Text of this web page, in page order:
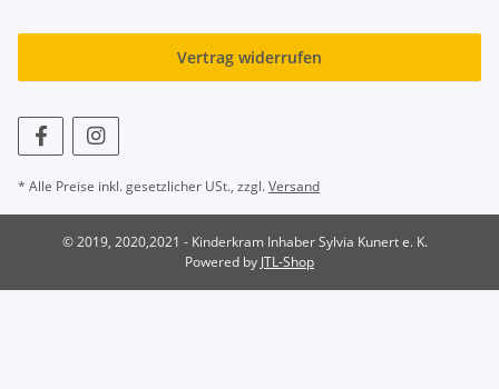
Vertrag widerrufen
* Alle Preise inkl. gesetzlicher USt., zzgl.Versand
© 2019, 2020,2021 - Kinderkram Inhaber Sylvia Kunert e. K.
Powered by JTL-Shop